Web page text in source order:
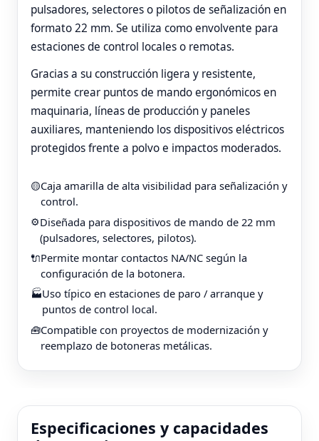
pulsadores, selectores o pilotos de señalización en
formato 22 mm. Se utiliza como envolvente para
estaciones de control locales o remotas.
Gracias a su construcción ligera y resistente,
permite crear puntos de mando ergonómicos en
maquinaria, líneas de producción y paneles
auxiliares, manteniendo los dispositivos eléctricos
protegidos frente a polvo e impactos moderados.
🟡Caja amarilla de alta visibilidad para señalización y
control.
⚙️Diseñada para dispositivos de mando de 22 mm
(pulsadores, selectores, pilotos).
🔌Permite montar contactos NA/NC según la
configuración de la botonera.
🏭Uso típico en estaciones de paro / arranque y
puntos de control local.
🧰Compatible con proyectos de modernización y
reemplazo de botoneras metálicas.
Especificaciones y capacidades